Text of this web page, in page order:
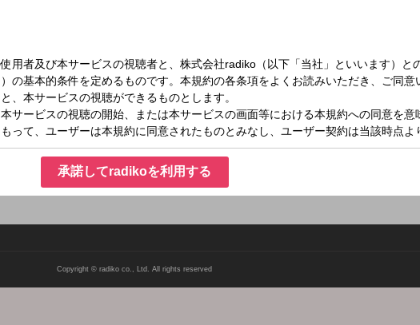
～22:00
所属の4人組グループ「ふぉ〜ゆ〜」の“これから”を本気で考えるドキュメンタリ
のは、お馴染み『水曜どうでしょう』の名ディレクター・藤やん（藤村忠寿）と、『ダウンタウ
Copyright © radiko co., Ltd. All rights reserved
承諾してradikoを利用する